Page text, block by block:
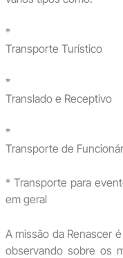
*
Transporte Turístico
*
Translado e Receptivo
*
Transporte de
* Transporte para
em geral
A missão da Renascer
observando sobre os